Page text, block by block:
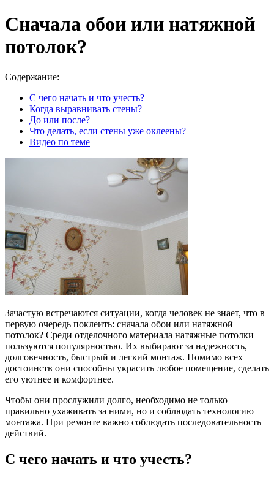
Сначала обои или натяжной
потолок?
Содержание:
С чего начать и что учесть?
Когда выравнивать стены?
До или после?
Что делать, если стены уже оклеены?
Видео по теме
Зачастую встречаются ситуации, когда человек не знает, что в
первую очередь поклеить: сначала обои или натяжной
потолок? Среди отделочного материала натяжные потолки
пользуются популярностью. Их выбирают за надежность,
долговечность, быстрый и легкий монтаж. Помимо всех
достоинств они способны украсить любое помещение, сделать
его уютнее и комфортнее.
Чтобы они прослужили долго, необходимо не только
правильно ухаживать за ними, но и соблюдать технологию
монтажа. При ремонте важно соблюдать последовательность
действий.
С чего начать и что учесть?